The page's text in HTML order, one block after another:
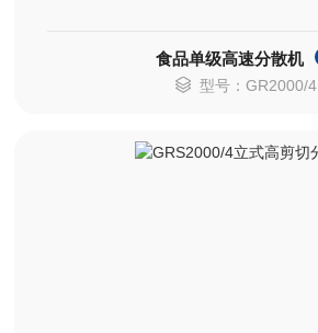
食品单级高速分散机
型号：GR2000/4